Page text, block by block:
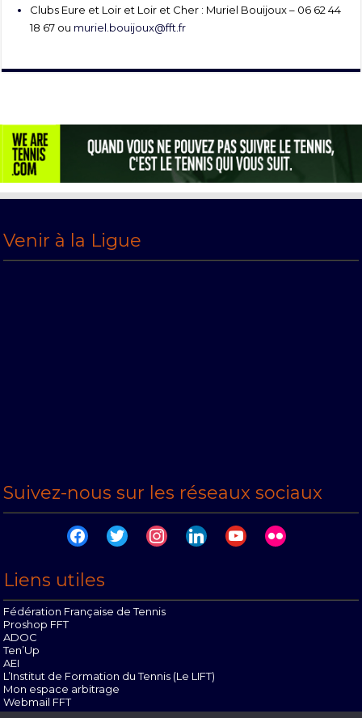
Clubs Eure et Loir et Loir et Cher : Muriel Bouijoux – 06 62 44
18 67 ou muriel.bouijoux@fft.fr
Venir à la Ligue
Suivez-nous sur les réseaux sociaux
facebooktwitter instagramlinkedinyoutubeflickr
Liens utiles
Fédération Française de Tennis
Proshop FFT
ADOC
Ten’Up
AEI
L’Institut de Formation du Tennis (Le LIFT)
Mon espace arbitrage
Webmail FFT